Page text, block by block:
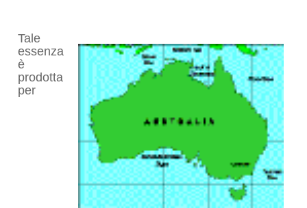
Tale
essenza
è
prodotta
per